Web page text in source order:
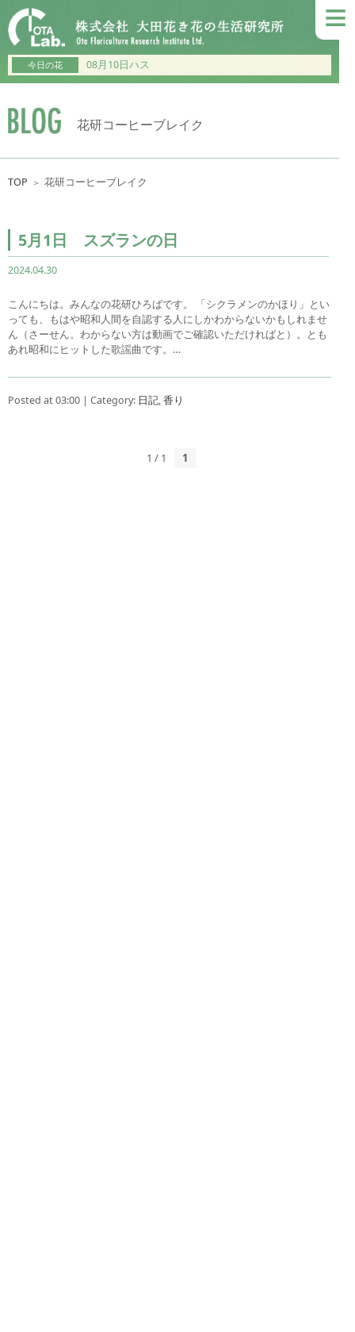
≡
今日の花 08月10日ハス
花研コーヒーブレイク
TOP ＞ 花研コーヒーブレイク
5月1日 スズランの日
2024.04.30
こんにちは。みんなの花研ひろばです。 「シクラメンのかほり」とい
っても、もはや昭和人間を自認する人にしかわからないかもしれませ
ん（さーせん。わからない方は動画でご確認いただければと）。とも
あれ昭和にヒットした歌謡曲です。…
Posted at 03:00 | Category: 日記,香り
1 / 1 1